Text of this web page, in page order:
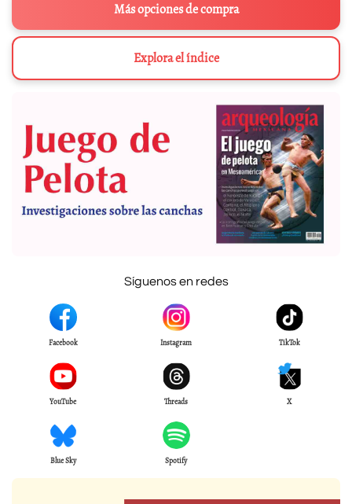
Más opciones de compra
Explora el índice
Síguenos en redes
Facebook Instagram TikTok
YouTube Threads X
Blue Sky Spotify